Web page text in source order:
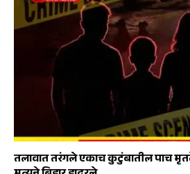
तलावात तरंगले एकाच कुटुंबातील पाच